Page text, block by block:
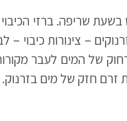
שריפה. ברזי
– צינורות כיבוי –
של המים לעבר
זרם חזק של מים בזרנוק.